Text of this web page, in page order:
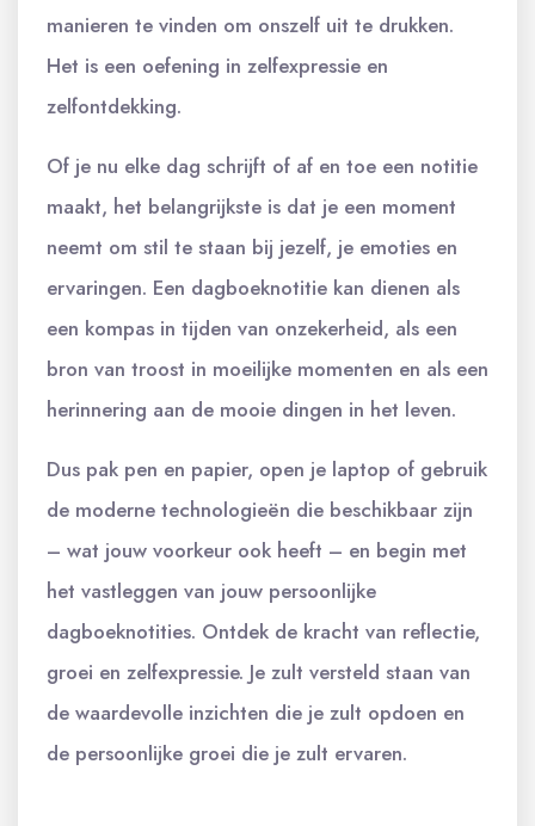
manieren te vinden om onszelf uit te drukken.
Het is een oefening in zelfexpressie en
zelfontdekking.
Of je nu elke dag schrijft of af en toe een notitie
maakt, het belangrijkste is dat je een moment
neemt om stil te staan bij jezelf, je emoties en
ervaringen. Een dagboeknotitie kan dienen als
een kompas in tijden van onzekerheid, als een
bron van troost in moeilijke momenten en als een
herinnering aan de mooie dingen in het leven.
Dus pak pen en papier, open je laptop of gebruik
de moderne technologieën die beschikbaar zijn
– wat jouw voorkeur ook heeft – en begin met
het vastleggen van jouw persoonlijke
dagboeknotities. Ontdek de kracht van reflectie,
groei en zelfexpressie. Je zult versteld staan van
de waardevolle inzichten die je zult opdoen en
de persoonlijke groei die je zult ervaren.